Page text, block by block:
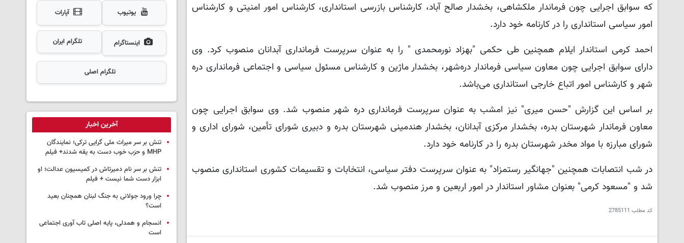
که سوابق اجرایی چون فرماندار ملکشاهی، بخشدار صالح آباد، کارشناس بازرسی استانداری، کارشناس امور امنیتی و کارشناس
امور سیاسی استانداری را در کارنامه خود دارد.
احمد کرمی استاندار ایلام همچنین طی حکمی "بهزاد نورمحمدی " را به عنوان سرپرست فرمانداری آبدانان منصوب کرد. وی
دارای سوابق اجرایی چون معاون سیاسی فرماندار دره‌شهر، بخشدار ماژین و کارشناس مسئول سیاسی و اجتماعی فرمانداری دره
شهر و کارشناس امور اتباع خارجی استانداری می‌باشد.
بر اساس این گزارش "حسن میری" نیز امشب به عنوان سرپرست فرمانداری دره شهر منصوب شد. وی سوابق اجرایی چون
معاون فرماندار شهرستان بدره، بخشدار مرکزی آبدانان، بخشدار هندمینی شهرستان بدره و دبیری شورای تأمین، شورای اداری و
شورای مبارزه با مواد مخدر شهرستان بدره را در کارنامه خود دارد.
در شب انتصابات همچنین "جهانگیر رستمزاد" به عنوان سرپرست دفتر سیاسی، انتخابات و تقسیمات کشوری استانداری منصوب
شد و "مسعود کرمی" بعنوان مشاور استاندار در امور اربعین و مرز منصوب شد.
کد مطلب 2785111
یوتیوب آپارات
اینستاگرام تلگرام ایران
تلگرام اصلی
آخرین اخبار
تنش بر سر میراث ملی گرایی ترکی؛ نمایندگان
MHP و حزب خوب دست به یقه شدند+ فیلم
تنش بر سر نام دمیرتاش در کمیسیون عدالت؛ او
ابزار دست شما نیست + فیلم
چرا ورود جولانی به جنگ لبنان همچنان بعید
است؟
انسجام و همدلی، پایه اصلی تاب آوری اجتماعی
است